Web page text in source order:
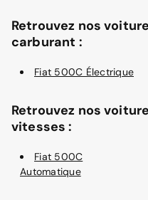
Retrouvez nos
carburant :
Fiat 500C Électrique
Retrouvez nos
vitesses :
Fiat 500C
Automatique